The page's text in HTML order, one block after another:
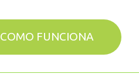
FUNCIONA